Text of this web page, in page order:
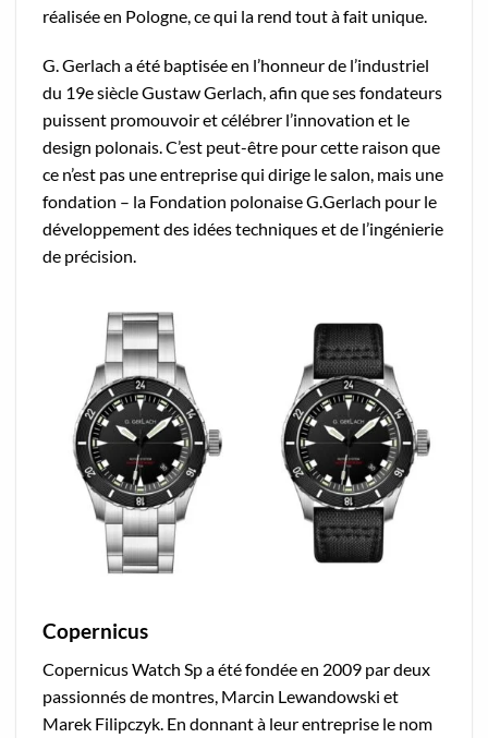
réalisée en Pologne, ce qui la rend tout à fait unique.
G. Gerlach a été baptisée en l’honneur de l’industriel
du 19e siècle Gustaw Gerlach, afin que ses fondateurs
puissent promouvoir et célébrer l’innovation et le
design polonais. C’est peut-être pour cette raison que
ce n’est pas une entreprise qui dirige le salon, mais une
fondation – la Fondation polonaise G.Gerlach pour le
développement des idées techniques et de l’ingénierie
de précision.
Copernicus
Copernicus Watch Sp a été fondée en 2009 par deux
passionnés de montres, Marcin Lewandowski et
Marek Filipczyk. En donnant à leur entreprise le nom